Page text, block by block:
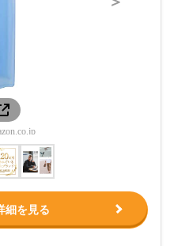
細を見る